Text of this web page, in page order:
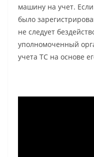
машину на учет.
было
не следует
уполномоченный
учета ТС на основе